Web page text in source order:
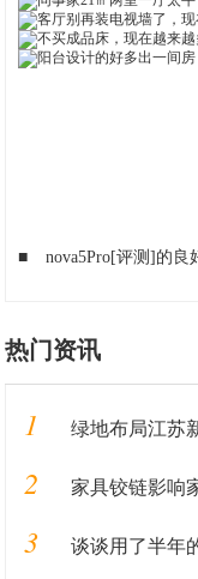
■ nova5Pro[评测]的良
热门资讯
1 绿地布局江苏新
2 家具铰链影响
3 谈谈用了半年